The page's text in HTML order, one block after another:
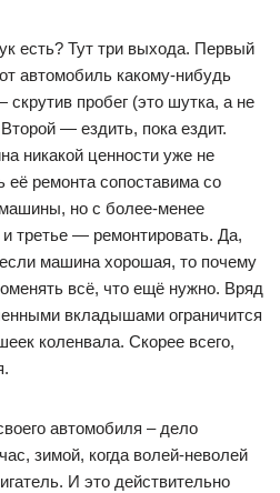
есть? Тут три выхода. Первый
автомобиль какому-нибудь
пробег (это шутка, а не
— ездить, пока ездит.
никакой ценности уже не
её ремонта сопоставима со
но с более-менее
третье — ремонтировать. Да,
машина хорошая, то почему
всё, что ещё нужно. Вряд
вкладышами ограничится
коленвала. Скорее всего,
автомобиля – дело
зимой, когда волей-неволей
И это действительно